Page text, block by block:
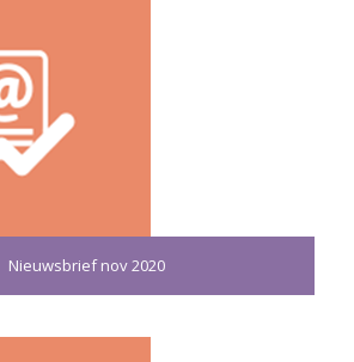
Nieuwsbrief nov 2020